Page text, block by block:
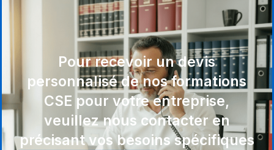
Pour recevoir un devis
personnalisé de nos formations
CSE pour votre entreprise,
veuillez nous contacter en
précisant vos besoins spécifiques